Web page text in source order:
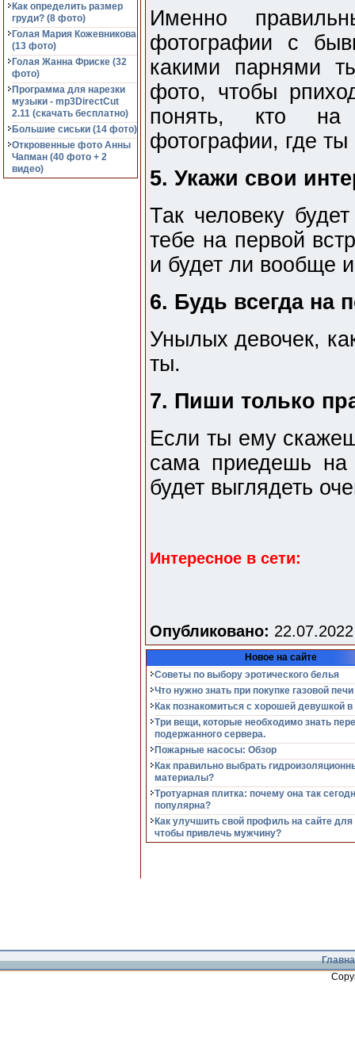
Как определить размер
груди? (8 фото)
Голая Мария Кожевникова
(13 фото)
Голая Жанна Фриске (32
фото)
Программа для нарезки
музыки - mp3DirectCut
2.11 (cкачать бесплатно)
Большие сиськи (14 фото)
Откровенные фото Анны
Чапман (40 фото + 2
видео)
Именно
фотографии с
какими парнями
фото, чтобы
понять, кто на
фотографии, где ты
5. Укажи свои
Так человеку
тебе на первой
и будет ли вообще
6. Будь всегда на
Унылых девочек,
ты.
7. Пиши только
Если ты ему
сама приедешь на
будет выглядеть
Интересное в сети:
Опубликовано:
Новое на сайте
Советы по выбору эротического белья
Что нужно знать при покупке газовой печи
Как познакомиться с хорошей девушкой в
Три вещи, которые необходимо знать
подержанного сервера.
Пожарные насосы: Обзор
Как правильно выбрать
материалы?
Тротуарная плитка: почему она так
популярна?
Как улучшить свой профиль на сайте для
чтобы привлечь мужчину?